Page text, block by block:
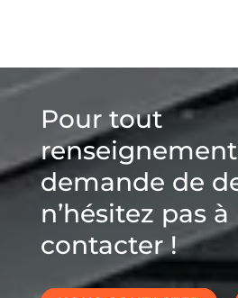
Pour tout
demande de
n’hésitez pas
contacter !